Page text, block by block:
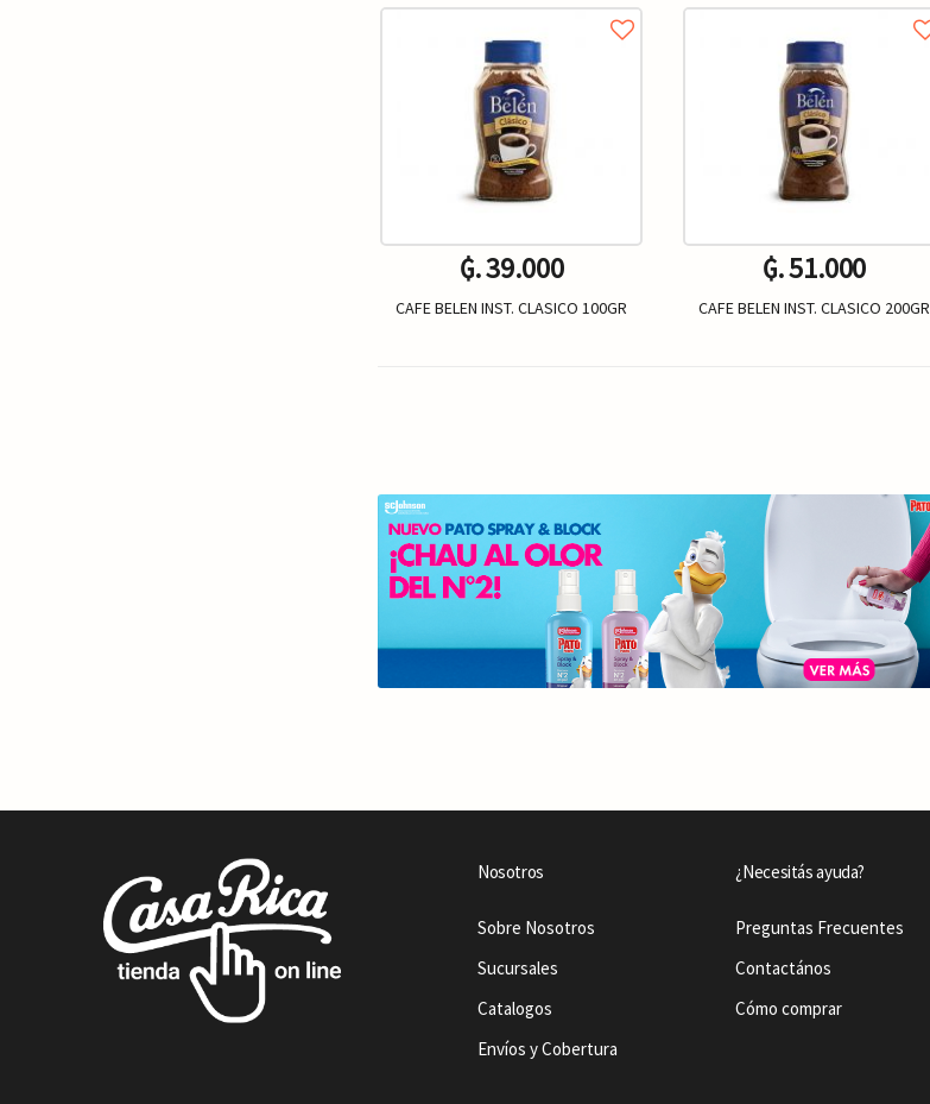
+ +
₲. 39.000
CAFE BELEN INST. CLASICO 100GR
₲. 51.000
CAFE BELEN INST. CLASICO 200GR
Nosotros
Sobre Nosotros
Sucursales
Catalogos
Envíos y Cobertura
¿Necesitás ayuda?
Preguntas Frecuentes
Contactános
Cómo comprar